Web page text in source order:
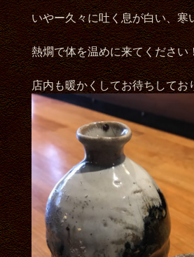
いやー久々に吐く息が白い、寒
熱燗で体を温めに来てください
店内も暖かくしてお待ちしてお